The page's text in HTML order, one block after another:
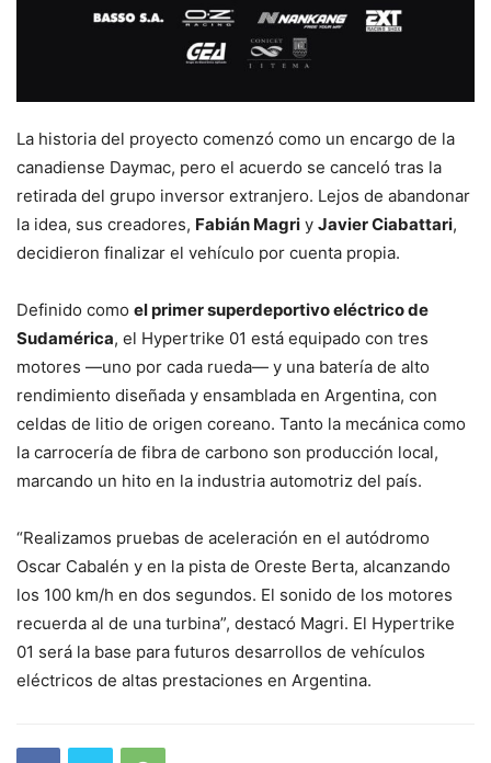
La historia del proyecto comenzó como un encargo de la
canadiense Daymac, pero el acuerdo se canceló tras la
retirada del grupo inversor extranjero. Lejos de abandonar
la idea, sus creadores, Fabián Magri y Javier Ciabattari,
decidieron finalizar el vehículo por cuenta propia.
Definido como el primer superdeportivo eléctrico de
Sudamérica, el Hypertrike 01 está equipado con tres
motores —uno por cada rueda— y una batería de alto
rendimiento diseñada y ensamblada en Argentina, con
celdas de litio de origen coreano. Tanto la mecánica como
la carrocería de fibra de carbono son producción local,
marcando un hito en la industria automotriz del país.
“Realizamos pruebas de aceleración en el autódromo
Oscar Cabalén y en la pista de Oreste Berta, alcanzando
los 100 km/h en dos segundos. El sonido de los motores
recuerda al de una turbina”, destacó Magri. El Hypertrike
01 será la base para futuros desarrollos de vehículos
eléctricos de altas prestaciones en Argentina.